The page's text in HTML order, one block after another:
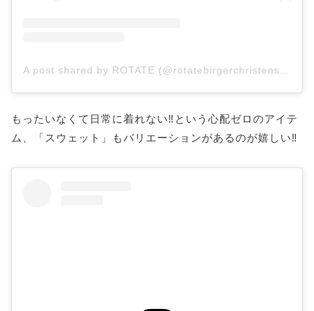
A post shared by ROTATE (@rotatebirgerchristensen)
もったいなくて日常に着れない‼という心配ゼロのアイテ
ム、「スウェット」もバリエーションがあるのが嬉しい‼